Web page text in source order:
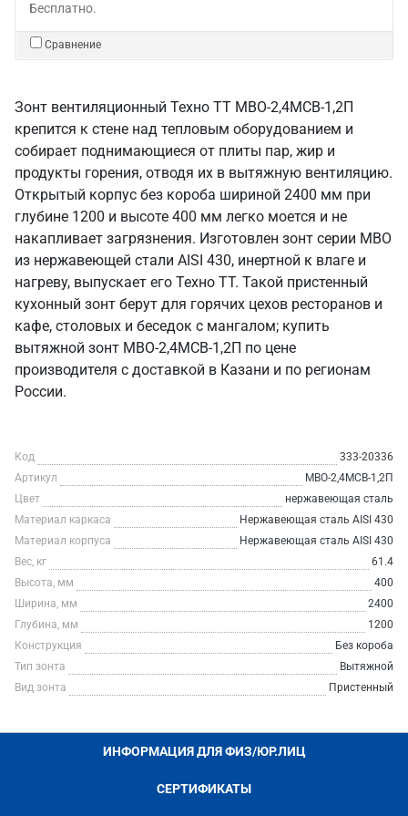
Бесплатно.
Сравнение
Зонт вентиляционный Техно ТТ МВО-2,4МСВ-1,2П
крепится к стене над тепловым оборудованием и
собирает поднимающиеся от плиты пар, жир и
продукты горения, отводя их в вытяжную вентиляцию.
Открытый корпус без короба шириной 2400 мм при
глубине 1200 и высоте 400 мм легко моется и не
накапливает загрязнения. Изготовлен зонт серии МВО
из нержавеющей стали AISI 430, инертной к влаге и
нагреву, выпускает его Техно ТТ. Такой пристенный
кухонный зонт берут для горячих цехов ресторанов и
кафе, столовых и беседок с мангалом; купить
вытяжной зонт МВО-2,4МСВ-1,2П по цене
производителя с доставкой в Казани и по регионам
России.
Код
333-20336
Артикул
МВО-2,4МСВ-1,2П
Цвет
нержавеющая сталь
Материал каркаса
Нержавеющая сталь AISI 430
Материал корпуса
Нержавеющая сталь AISI 430
Вес, кг
61.4
Высота, мм
400
Ширина, мм
2400
Глубина, мм
1200
Конструкция
Без короба
Тип зонта
Вытяжной
Вид зонта
Пристенный
ИНФОРМАЦИЯ ДЛЯ ФИЗ/ЮР.ЛИЦ
СЕРТИФИКАТЫ